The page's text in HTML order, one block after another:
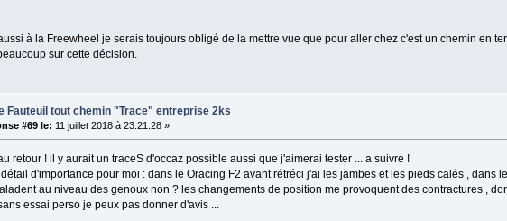
à la Freewheel je serais toujours obligé de la mettre vue que pour aller chez c'est un chemin en
sur cette décision.
Fauteuil tout chemin "Trace" entreprise 2ks
#69 le: 11 juillet 2018 à 23:21:28 »
retour ! il y aurait un traceS d'occaz possible aussi que j'aimerai tester ... a suivre !
d'importance pour moi : dans le Oracing F2 avant rétréci j'ai les jambes et les pieds calés , dans
au niveau des genoux non ? les changements de position me provoquent des contractures ,
essai perso je peux pas donner d'avis ...